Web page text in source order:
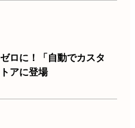
ロに！「自動でカスタ
アに登場